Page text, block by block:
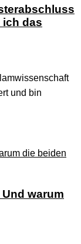
ich das
und bin
warum